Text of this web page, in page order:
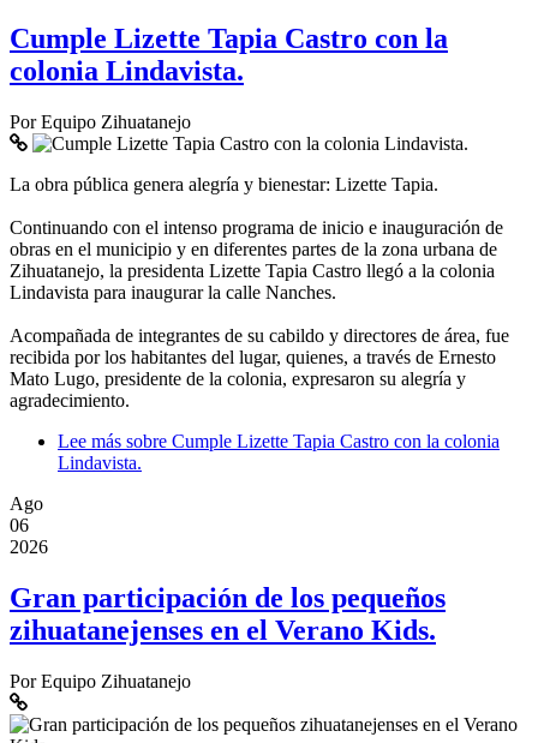
Cumple Lizette Tapia Castro con la
colonia Lindavista.
PorEquipo Zihuatanejo
La obra pública genera alegría y bienestar: Lizette Tapia.
Continuando con el intenso programa de inicio e inauguración de
obras en el municipio y en diferentes partes de la zona urbana de
Zihuatanejo, la presidenta Lizette Tapia Castro llegó a la colonia
Lindavista para inaugurar la calle Nanches.
Acompañada de integrantes de su cabildo y directores de área, fue
recibida por los habitantes del lugar, quienes, a través de Ernesto
Mato Lugo, presidente de la colonia, expresaron su alegría y
agradecimiento.
Lee más sobre Cumple Lizette Tapia Castro con la colonia
Lindavista.
Ago
06
2026
Gran participación de los pequeños
zihuatanejenses en el Verano Kids.
PorEquipo Zihuatanejo